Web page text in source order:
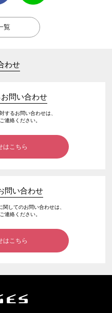
覧
わせ
問い合わせ
するお問い合わせは、
連絡ください。
はこちら
問い合わせ
してのお問い合わせは、
連絡ください。
はこちら